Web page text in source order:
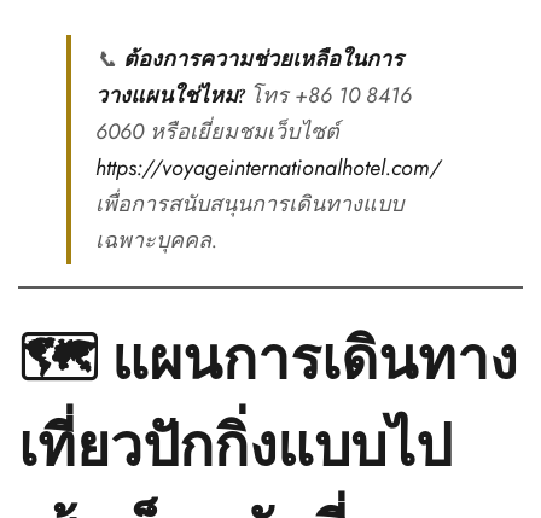
📞 ต้องการความช่วยเหลือในการ
วางแผนใช่ไหม?โทร +86 10 8416
6060 หรือเยี่ยมชมเว็บไซต์
https://voyageinternationalhotel.com/
เพื่อการสนับสนุนการเดินทางแบบ
เฉพาะบุคคล.
🗺️ แผนการเดินทาง
เที่ยวปักกิ่งแบบไป